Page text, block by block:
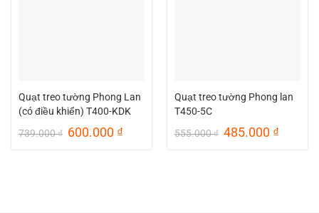
Quạt treo tường Phong Lan
(có điều khiển) T400-KDK
739.000₫ Giá
600.000 ₫Giá
Quạt treo tường Phong lan
T450-5C
555.000₫ Giá
485.000 ₫Giá